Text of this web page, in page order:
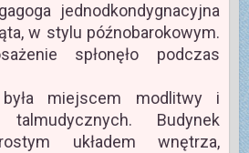
jednodkondygnacyjna
w stylu późnobarokowym.
spłonęło podczas
była miejscem modlitwy i
Budynek
układem wnętrza,